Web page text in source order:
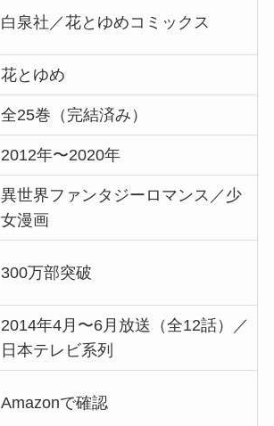
白泉社／花とゆめコミックス
花とゆめ
全25巻（完結済み）
2012年〜2020年
異世界ファンタジーロマンス／少
女漫画
300万部突破
2014年4月〜6月放送（全12話）／
日本テレビ系列
Amazonで確認